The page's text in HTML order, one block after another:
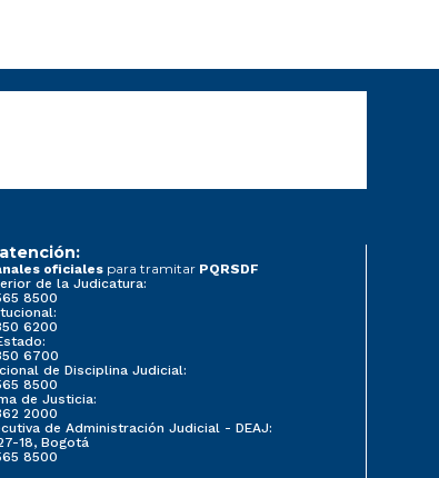
oficiales para tramitar PQRSDF
de la Judicatura:
8500
6200
6700
de Disciplina Judicial:
8500
de Justicia:
2000
de Administración Judicial - DEAJ:
18, Bogotá
8500